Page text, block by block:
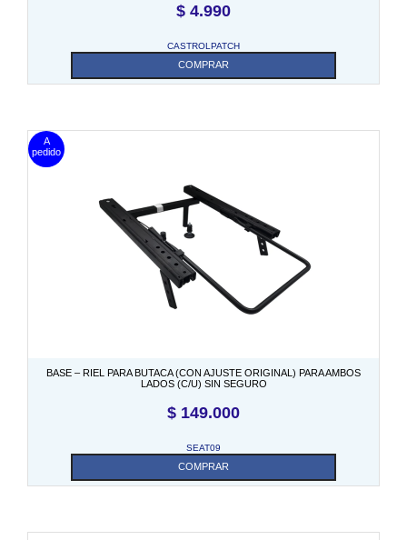
$ 4.990
CASTROLPATCH
COMPRAR
BASE – RIEL PARA BUTACA (CON AJUSTE ORIGINAL) PARA AMBOS
LADOS (C/U) SIN SEGURO
$ 149.000
SEAT09
COMPRAR